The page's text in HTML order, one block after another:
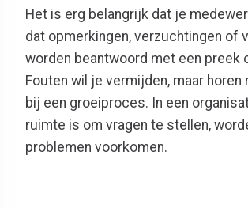
Het is erg belangrijk dat je
dat opmerkingen, verzuchtingen of
worden beantwoord met een preek
Fouten wil je vermijden, maar horen
bij een groeiproces. In een
ruimte is om vragen te stellen,
problemen voorkomen.